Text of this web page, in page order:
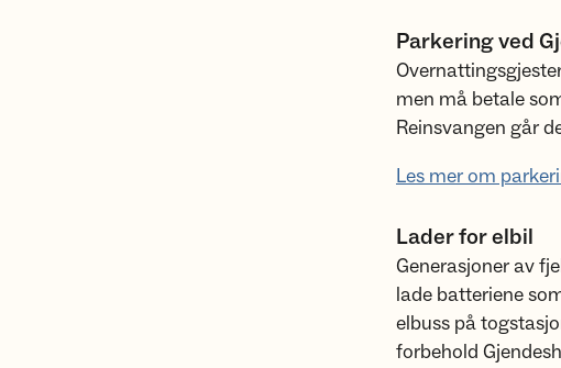
Parkering ved
men må betale
Reinsvangen går
Les mer om
Lader for elbil
Generasjoner av
lade batteriene
elbuss på
forbehold